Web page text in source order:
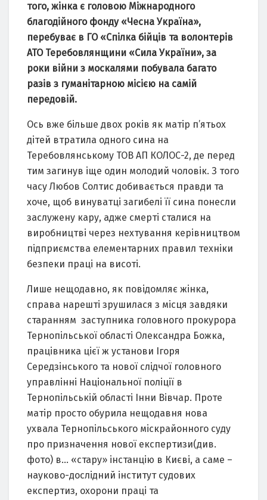
того, жінка є головою Міжнародного
благодійного фонду «Чесна Україна»,
перебуває в ГО «Спілка бійців та волонтерів
АТО Теребовлянщини «Сила України», за
роки війни з москалями побувала багато
разів з гуманітарною місією на самій
передовій.
Ось вже більше двох років як матір п’ятьох
дітей втратила одного сина на
Теребовлянському ТОВ АП КОЛОС-2, де перед
тим загинув іще один молодий чоловік. З того
часу Любов Солтис добивається правди та
хоче, щоб винуватці загибелі її сина понесли
заслужену кару, адже смерті сталися на
виробництві через нехтування керівництвом
підприємства елементарних правил техніки
безпеки праці на висоті.
Лише нещодавно, як повідомляє жінка,
справа нарешті зрушилася з місця завдяки
старанням заступника головного прокурора
Тернопільської області Олександра Божка,
працівника цієї ж установи Ігоря
Середзінського та нової слідчої головного
управлінні Національної поліції в
Тернопільській області Інни Вівчар. Проте
матір просто обурила нещодавня нова
ухвала Тернопільського міскрайонного суду
про призначення нової експертизи(див.
фото) в… «стару» інстанцію в Києві, а саме –
науково-дослідний інститут судових
експертиз, охорони праці та